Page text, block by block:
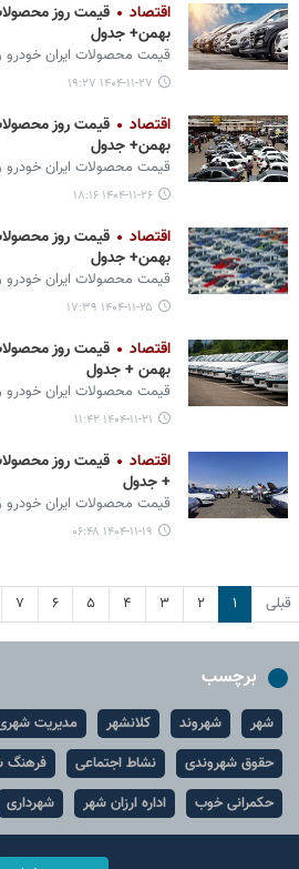
اقتصاد
بهمن+ جدول
قیمت محصولات ایران‌ خودرو و
۱۴۰۴-۱۱-۲۷ ۱۹:۲۷
اقتصاد
بهمن+ جدول
قیمت محصولات ایران‌ خودرو و
۱۴۰۴-۱۱-۲۶ ۱۸:۱۶
اقتصاد
بهمن+ جدول
قیمت محصولات ایران‌ خودرو و
۱۴۰۴-۱۱-۲۵ ۱۷:۳۹
اقتصاد
بهمن + جدول
قیمت محصولات ایران‌ خودرو و
۱۴۰۴-۱۱-۲۱ ۱۱:۴۲
اقتصاد
+ جدول
قیمت محصولات ایران‌ خودرو و
۱۴۰۴-۱۱-۱۹ ۰۶:۴۸
قبلی ۱ ۲ ۳ ۴ ۵ ۶ ۷
برچسب
شهر شهروند کلانشهر مدیریت
حقوق شهروندی
نشاط اجتماعی فرهنگ
حکمرانی خوب
اداره ارزان شهر شهرداری